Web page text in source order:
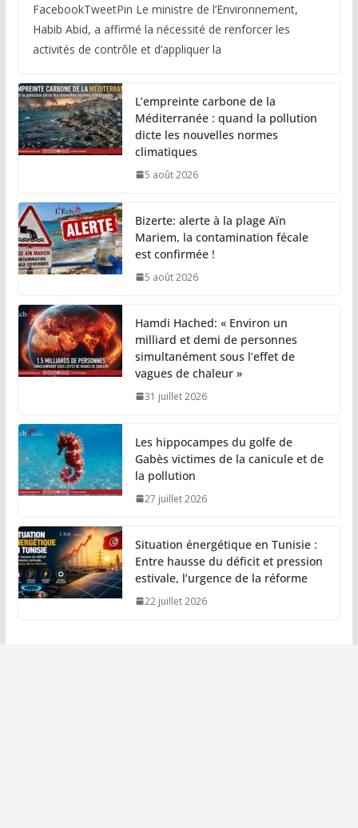
FacebookTweetPin Le ministre de l’Environnement,
Habib Abid, a affirmé la nécessité de renforcer les
activités de contrôle et d’appliquer la
L’empreinte carbone de la
Méditerranée : quand la pollution
dicte les nouvelles normes
climatiques
5 août 2026
Bizerte: alerte à la plage Aïn
Mariem, la contamination fécale
est confirmée !
5 août 2026
Hamdi Hached: « Environ un
milliard et demi de personnes
simultanément sous l’effet de
vagues de chaleur »
31 juillet 2026
Les hippocampes du golfe de
Gabès victimes de la canicule et de
la pollution
27 juillet 2026
Situation énergétique en Tunisie :
Entre hausse du déficit et pression
estivale, l’urgence de la réforme
22 juillet 2026